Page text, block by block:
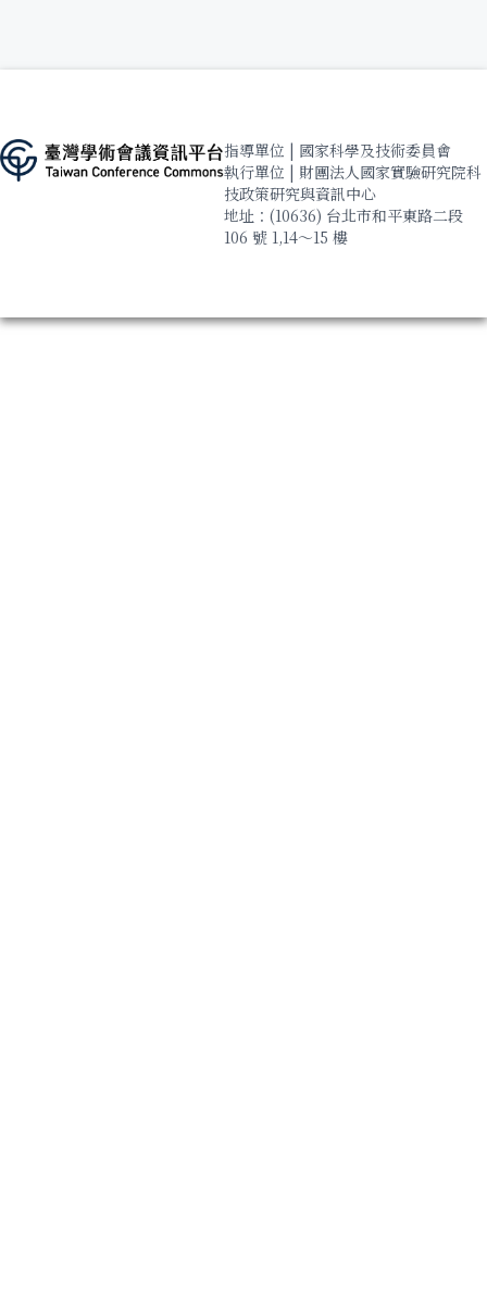
指導單位 | 國家科學及技術委員會
執行單位 | 財團法人國家實驗研究院科
技政策研究與資訊中心
地址：(10636) 台北市和平東路二段
106 號 1,14～15 樓